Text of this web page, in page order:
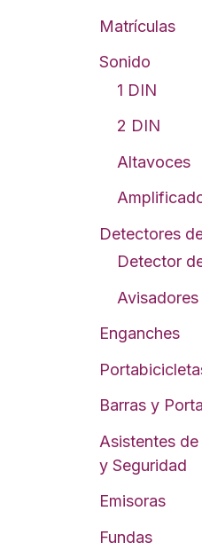
Matrículas
Sonido
1 DIN
2 DIN
Altavoces
Detectores
Detector
Avisadores
Enganches
Barras y
Asistentes
y Seguridad
Emisoras
Fundas